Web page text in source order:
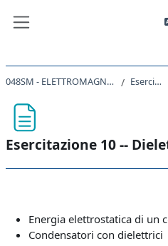
048SM - ELETTROMAGNETISMO 2022 Esercitazioni
Esercitazione 10 --
Energia elettrostatica di un
Condensatori con dielettrici